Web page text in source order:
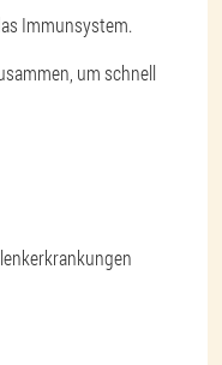
Immunsystem.
um schnell